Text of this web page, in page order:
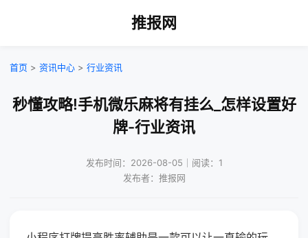
推报网
首页 > 资讯中心 > 行业资讯
秒懂攻略!手机微乐麻将有挂么_怎样设置好
牌-行业资讯
发布时间：2026-08-05｜阅读：1
发布者：推报网